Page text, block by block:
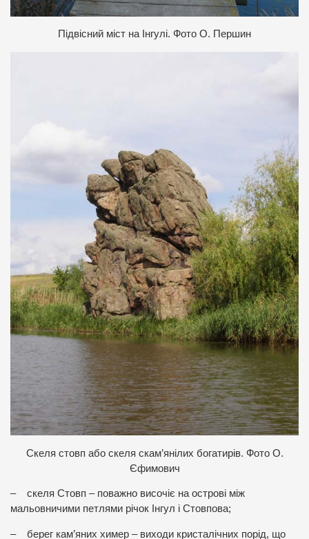
Підвісний міст на Інгулі. Фото О. Першин
Скеля стовп або скеля скам’янілих богатирів. Фото О.
Єфимович
– скеля Стовп – поважно височіє на острові між
мальовничими петлями річок Інгул і Стовпова;
– берег кам’яних химер – виходи кристалічних порід, що